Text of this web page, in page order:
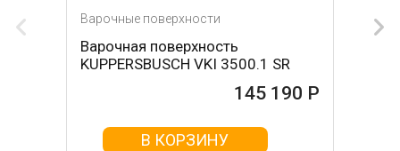
Варочные поверхности
Варочная поверхность
KUPPERSBUSCH VKI 3500.1 SR
145 190 Р
В КОРЗИНУ
Варочные поверхности
Варочная поверхность NEFF
T68FS6RX2
145 510 Р
В КОРЗИНУ